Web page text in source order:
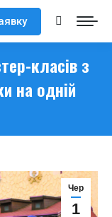
Search:
класів з
на одній
Чер
1